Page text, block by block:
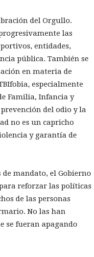
del Orgullo.
las
entidades,
pública. También se
en materia de
especialmente
Familia, Infancia y
del odio y la
no es un capricho
y garantía de
de mandato, el Gobierno
reforzar las políticas
de las personas
No las han
se fueran apagando